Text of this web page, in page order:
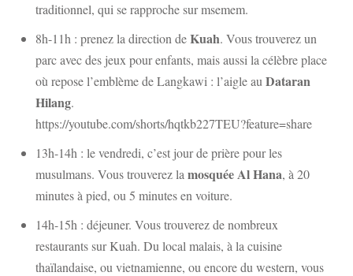
traditionnel, qui se rapproche sur msemem.
8h-11h : prenez la direction deKuah. Vous trouverez un
parc avec des jeux pour enfants, mais aussi la célèbre place
où repose l’emblème de Langkawi : l’aigle au Dataran
Hilang.
https://youtube.com/shorts/hqtkb227TEU?feature=share
13h-14h : le vendredi, c’est jour de prière pour les
musulmans. Vous trouverez la mosquée Al Hana, à 20
minutes à pied, ou 5 minutes en voiture.
14h-15h : déjeuner. Vous trouverez de nombreux
restaurants sur Kuah. Du local malais, à la cuisine
thaïlandaise, ou vietnamienne, ou encore du western, vous